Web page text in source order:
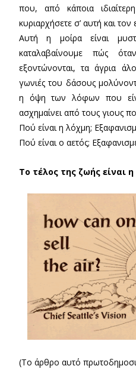
που, από κάποια
κυριαρχήσετε σ’ αυτή και
Αυτή η μοίρα είναι
καταλαβαίνουμε πώς
εξοντώνονται, τα άγρια
γωνιές του δάσους
η όψη των λόφων που
ασχημαίνει από τους γιους
Πού είναι η λόχμη;
Πού είναι ο αετός;
Το τέλος της ζωής είναι
(Το άρθρο αυτό